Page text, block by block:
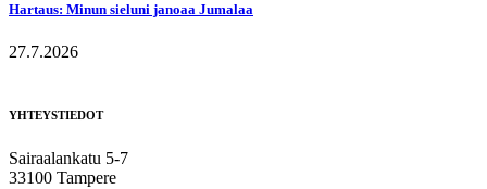
Hartaus: Minun sieluni janoaa Jumalaa
27.7.2026
YHTEYSTIEDOT
Sairaalankatu 5-7
33100 Tampere